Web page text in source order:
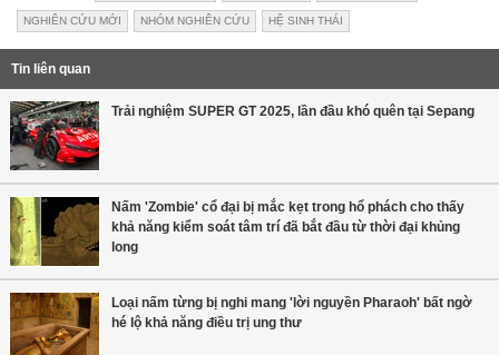
NGHIÊN CỨU MỚI NHÓM NGHIÊN CỨU HỆ SINH THÁI
Tin liên quan
Trải nghiệm SUPER GT 2025, lần đầu khó quên tại Sepang
Nấm 'Zombie' cổ đại bị mắc kẹt trong hổ phách cho thấy
khả năng kiểm soát tâm trí đã bắt đầu từ thời đại khủng
long
Loại nấm từng bị nghi mang 'lời nguyền Pharaoh' bất ngờ
hé lộ khả năng điều trị ung thư